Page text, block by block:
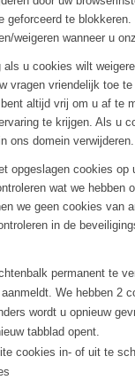
geforceerd te
weigeren wanneer u
als u cookies wilt
vragen vriendelijk toe
altijd vrij om u af te
te krijgen. Als u
ons domein verwijderen.
opgeslagen cookies op
wat we hebben
we geen cookies van
in de
permanent te
We hebben 2
wordt u opnieuw
tabblad opent.
cookies in- of uit te